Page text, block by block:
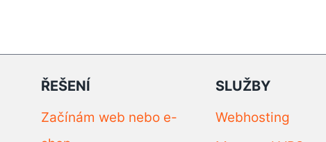
ŘEŠENÍ
Začínám web nebo e-
SLUŽBY
Webhosting